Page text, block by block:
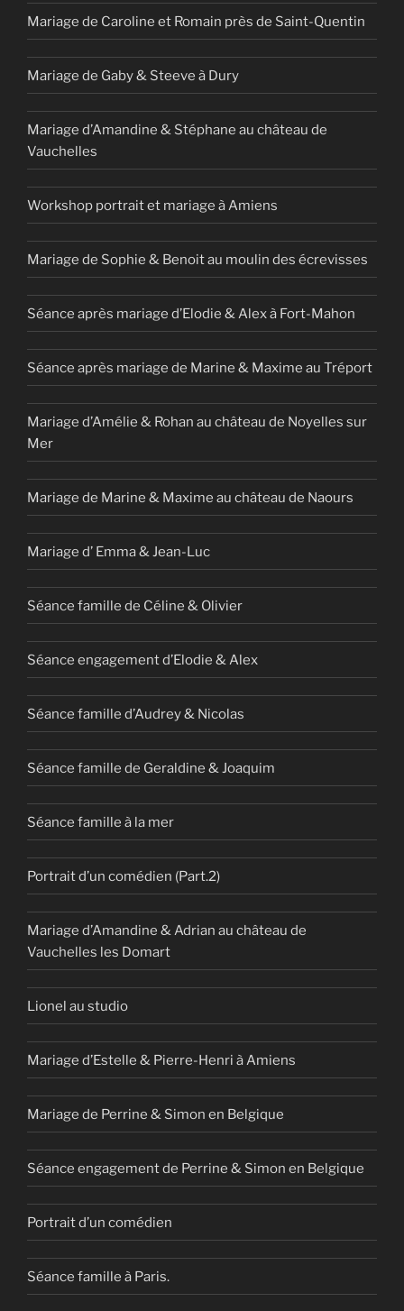
Mariage de Caroline et Romain près de Saint-Quentin
Mariage de Gaby & Steeve à Dury
Mariage d’Amandine & Stéphane au château de
Vauchelles
Workshop portrait et mariage à Amiens
Mariage de Sophie & Benoit au moulin des écrevisses
Séance après mariage d’Elodie & Alex à Fort-Mahon
Séance après mariage de Marine & Maxime au Tréport
Mariage d’Amélie & Rohan au château de Noyelles sur
Mer
Mariage de Marine & Maxime au château de Naours
Mariage d’ Emma & Jean-Luc
Séance famille de Céline & Olivier
Séance engagement d’Elodie & Alex
Séance famille d’Audrey & Nicolas
Séance famille de Geraldine & Joaquim
Séance famille à la mer
Portrait d’un comédien (Part.2)
Mariage d’Amandine & Adrian au château de
Vauchelles les Domart
Lionel au studio
Mariage d’Estelle & Pierre-Henri à Amiens
Mariage de Perrine & Simon en Belgique
Séance engagement de Perrine & Simon en Belgique
Portrait d’un comédien
Séance famille à Paris.